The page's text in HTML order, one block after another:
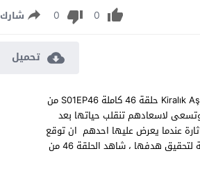
0
0 شارك
تحميل
مسلسل حب للايجار الموسم الاول الحلقة 46 مترجمة مشاهدة وتحميل مسلسل “حب للايجار” Kiralık Aşk حلقة 46 كاملة S01EP46 من
لاسعادهم تنقلب حياتها بعد
عندما يعرض عليها احدهم ان توقع
شاب ثري في حبها مقابل المال وتواجه الكثير من العقبات التي تعرض بطريقة كوميدية درامية لتحقيق هدفها ، شاهد الحلقة 46 من